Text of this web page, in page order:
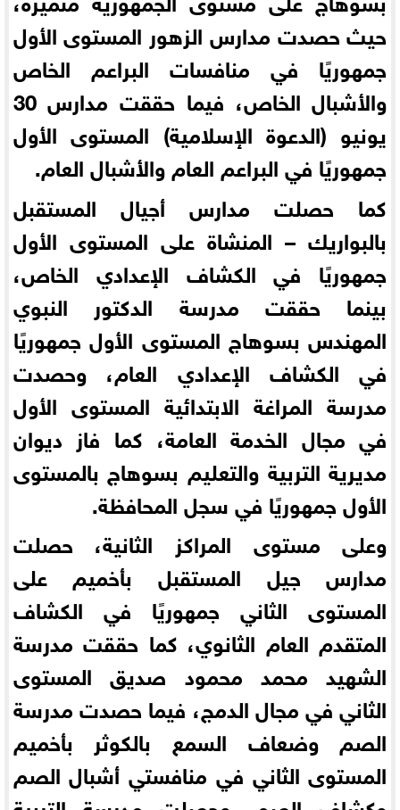
حيث حصدت مدارس الزهور المستوى الأول
جمهوريًا في منافسات البراعم الخاص
والأشبال الخاص، فيما حققت مدارس 30
يونيو (الدعوة الإسلامية) المستوى الأول
جمهوريًا في البراعم العام والأشبال العام.
كما حصلت مدارس أجيال المستقبل
بالبواريك – المنشاة على المستوى الأول
جمهوريًا في الكشاف الإعدادي الخاص،
بينما حققت مدرسة الدكتور النبوي
المهندس بسوهاج المستوى الأول جمهوريًا
في الكشاف الإعدادي العام، وحصدت
مدرسة المراغة الابتدائية المستوى الأول
في مجال الخدمة العامة، كما فاز ديوان
مديرية التربية والتعليم بسوهاج بالمستوى
الأول جمهوريًا في سجل المحافظة.
وعلى مستوى المراكز الثانية، حصلت
مدارس جيل المستقبل بأخميم على
المستوى الثاني جمهوريًا في الكشاف
المتقدم العام الثانوي، كما حققت مدرسة
الشهيد محمد محمود صديق المستوى
الثاني في مجال الدمج، فيما حصدت مدرسة
الصم وضعاف السمع بالكوثر بأخميم
المستوى الثاني في منافستي أشبال الصم